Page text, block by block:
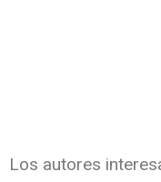
Los autores